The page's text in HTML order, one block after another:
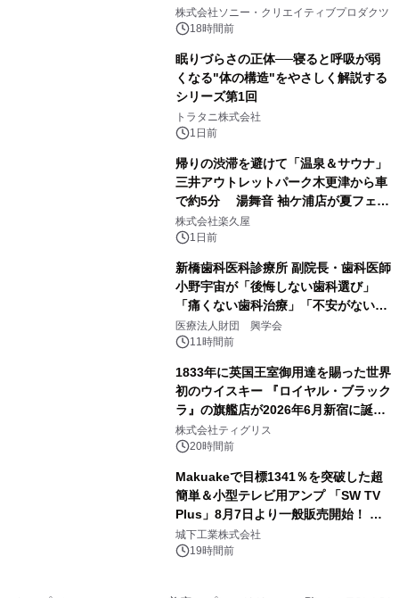
ラボレーション サウナイキタイコラ
ボグッズも発売決定！
株式会社ソニー・クリエイティブプロダクツ
18時間前
眠りづらさの正体──寝ると呼吸が弱
くなる"体の構造"をやさしく解説する
シリーズ第1回
トラタニ株式会社
1日前
帰りの渋滞を避けて「温泉＆サウナ」
三井アウトレットパーク木更津から車
で約5分 湯舞音 袖ケ浦店が夏フェア
メニューを提供
株式会社楽久屋
1日前
新橋歯科医科診療所 副院長・歯科医師
小野宇宙が「後悔しない歯科選び」
「痛くない歯科治療」「不安がない治
療計画」をテーマに専門監修
医療法人財団 興学会
11時間前
1833年に英国王室御用達を賜った世界
初のウイスキー 『ロイヤル・ブラック
ラ』の旗艦店が2026年6月新宿に誕
生 バカルディ ジャパンと連携した
没入型バー「BAR Arca」
株式会社ティグリス
20時間前
Makuakeで目標1341％を突破した超
簡単＆小型テレビ用アンプ 「SW TV
Plus」8月7日より一般販売開始！ ケ
ーブル1本つなぐだけ、テレビの音が
ぐっと豊かに
城下工業株式会社
19時間前